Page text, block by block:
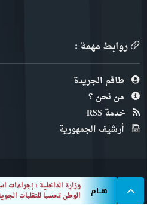
هــام
وزارة الداخلية : إجراءات
الوطن تحسبا للتقلبات
روابط مهمة :
طاقم الجريدة
من نحن ؟
خدمة RSS
أرشيف الجمهورية
الجمهورية © 2022 ™